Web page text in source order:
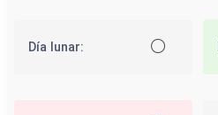
Día lunar: ⚪